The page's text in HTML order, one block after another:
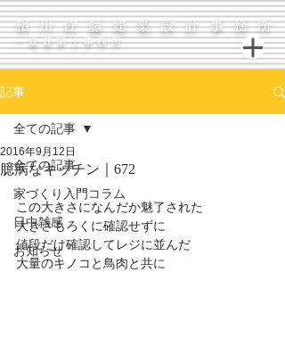
相川佐藤建築設計事務所
一級建築士事務所
記事
全ての記事
家づくり入門コラム
日中雑感
お知らせ
全ての記事
臆病なキッチン｜672
2016年9月12日
この大きさになんだか魅了された
大きさもろくに確認せずに
値段だけ確認してレジに並んだ
大量のキノコと鳥肉と共に